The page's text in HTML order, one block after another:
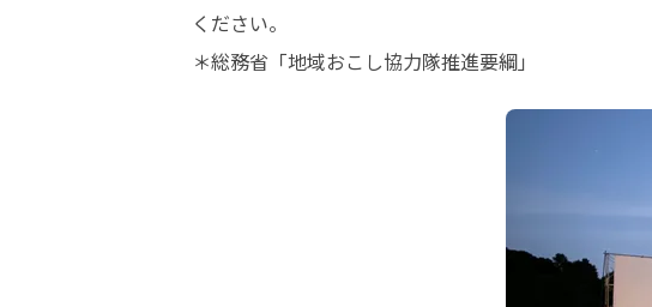
ください。
＊総務省「地域おこし協力隊推進要綱」